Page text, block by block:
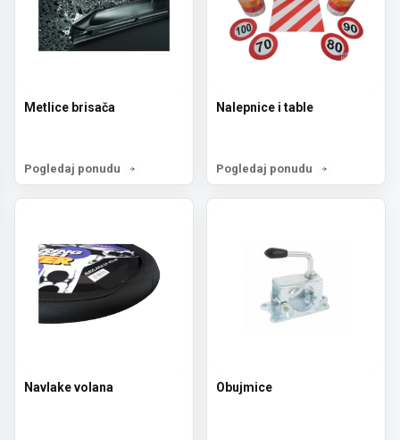
Metlice brisača
Pogledaj ponudu
Nalepnice i table
Pogledaj ponudu
Navlake volana Obujmice